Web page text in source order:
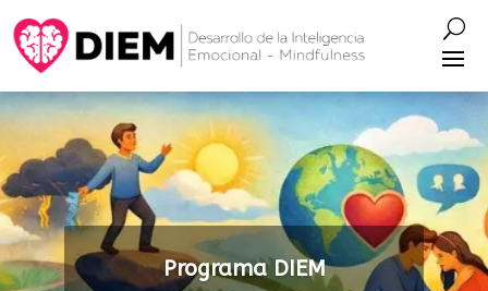
Programa DIEM